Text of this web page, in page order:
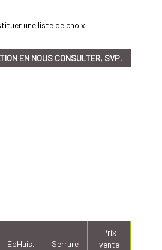
une liste de choix.
EN NOUS CONSULTER, SVP.
EpHuis. Serrure
Prix
vente